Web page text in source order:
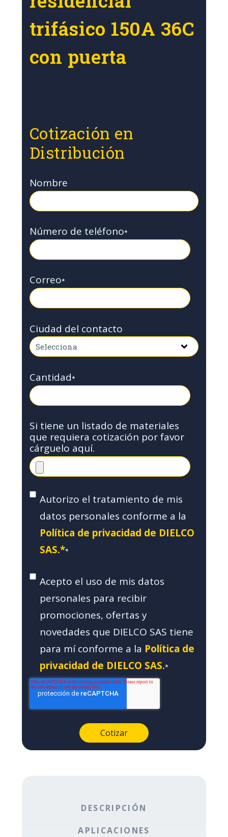
trifásico 150A 36C
con puerta
Cotización en
Distribución
Nombre
Número de teléfono*
Correo*
Ciudad del contacto
Cantidad*
Si tiene un listado de materiales
que requiera cotización por favor
cárguelo aquí.
Autorizo el tratamiento de mis
datos personales conforme a la
Política de privacidad de DIELCO
SAS.**
Acepto el uso de mis datos
personales para recibir
promociones, ofertas y
novedades que DIELCO SAS tiene
para mí conforme a la Política de
privacidad de DIELCO SAS.*
DESCRIPCIÓN
APLICACIONES